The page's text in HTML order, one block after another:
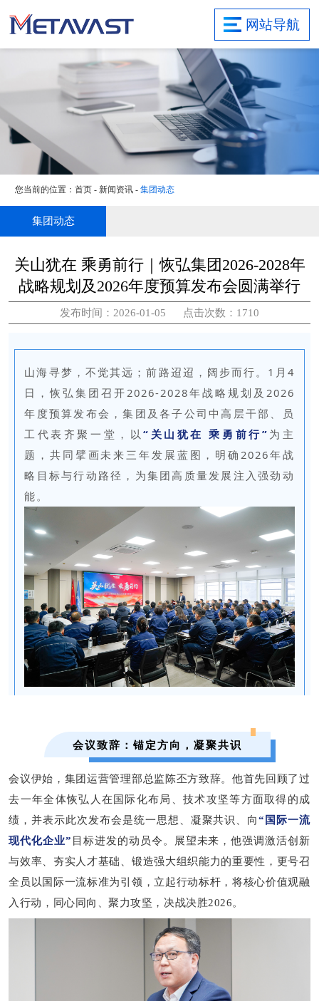
网站导航
首页
关于集团
业务领域
项目案例
新闻资讯
社会责任
联系我们
旗下子公司
您当前的位置：首页-新闻资讯 -集团动态
集团动态
关山犹在 乘勇前行｜恢弘集团2026-2028年
战略规划及2026年度预算发布会圆满举行
发布时间：2026-01-05 点击次数：1710
山海寻梦，不觉其远；前路迢迢，阔步而行。1月4
日，恢弘集团召开2026-2028年战略规划及2026
年度预算发布会，集团及各子公司中高层干部、员
工代表齐聚一堂，以“关山犹在 乘勇前行” 为主
题，共同擘画未来三年发展蓝图，明确2026年战
略目标与行动路径，为集团高质量发展注入强劲动
能。
会议致辞：锚定方向，凝聚共识
会议伊始，集团运营管理部总监陈丕方致辞。他首先回顾了过
去一年全体恢弘人在国际化布局、技术攻坚等方面取得的成
绩 ，并表示此次发布会是统一思想、凝聚共识、向“ 国际一流
现代化企业” 目标进发的动员令。展望未来，他强调激活创新
与效率、夯实人才基础、锻造强大组织能力的重要性， 更号召
全员以国际一流标准为引领，立起行动标杆 ，将核心价值观融
入行动，同心同向、聚力攻坚 ， 决战决胜2026。